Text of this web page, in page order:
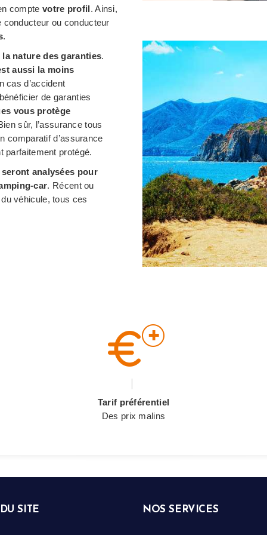
compte votre profil. Ainsi,
ou conducteur
.
la nature des garanties.
aussi la moins
cas d’accident
de garanties
vous protège
sûr, l’assurance tous
comparatif d’assurance
parfaitement protégé.
analysées pour
car. Récent ou
véhicule, tous ces
Tarif préférentiel
Des prix malins
SITE NOS SERVICES